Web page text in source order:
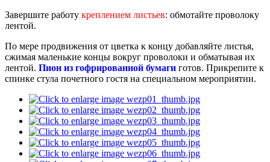
Завершите работу креплением листьев: обмотайте проволоку
лентой.
По мере продвижения от цветка к концу добавляйте листья,
сжимая маленькие концы вокруг проволоки и обматывая их
лентой. Пион из гофрированной бумаги готов. Прикрепите к
спинке стула почетного гостя на специальном мероприятии.